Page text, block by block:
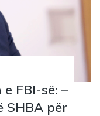
FBI-së: –
SHBA për